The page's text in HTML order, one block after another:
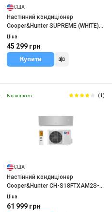
США
Настінний кондиціонер
Cooper&Hunter SUPREME (WHITE)
CH-S09FTXAM2S-WP
Ціна
45 299 грн
Купити
В наявності (1)
США
Настінний кондиціонер
Cooper&Hunter CH-S18FTXAM2S-
SC
Ціна
61 999 грн